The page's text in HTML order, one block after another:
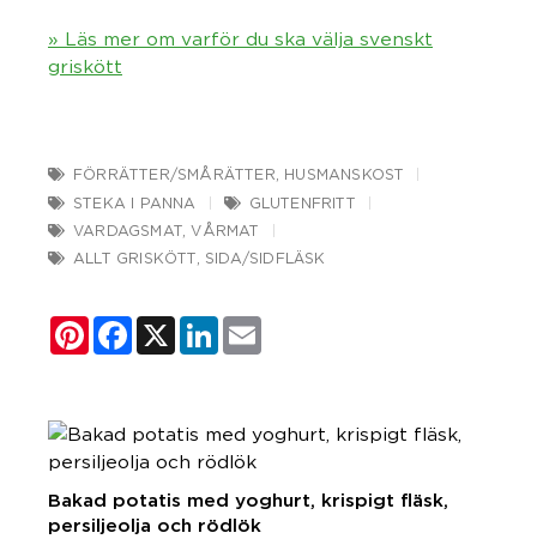
» Läs mer om varför du ska välja svenskt
griskött
FÖRRÄTTER/SMÅRÄTTER
HUSMANSKOST
STEKA I PANNA
GLUTENFRITT
VARDAGSMAT ,VÅRMAT
ALLT GRISKÖTT
SIDA/SIDFLÄSK
PinterestFacebook
X LinkedIn
Bakad potatis med yoghurt, krispigt fläsk,
persiljeolja och rödlök